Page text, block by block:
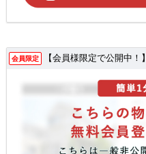
会員限定 【会員様限定で公開中！】